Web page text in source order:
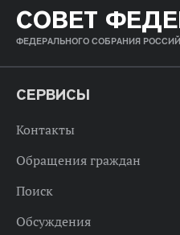
СОВЕТ
ФЕДЕРАЛЬНОГО СОБРАНИЯ
СЕРВИСЫ
Контакты
Обращения граждан
Поиск
Обсуждения